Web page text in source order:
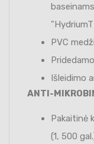
PVC
Išleidimo
ANTI-
Pakaitinė
(1, 500